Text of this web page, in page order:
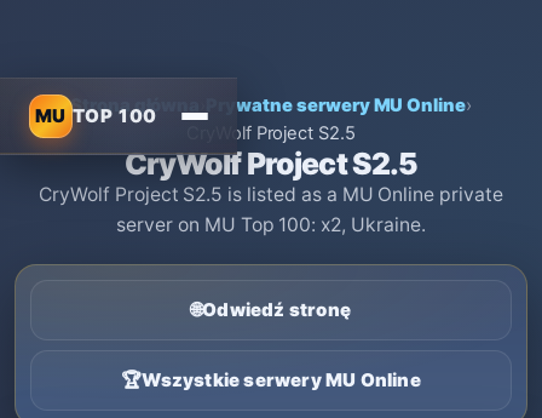
MU TOP 100
Strona główna Prywatne serwery MU Online›
CryWolf Project S2.5
CryWolf Project S2.5
CryWolf Project S2.5 is listed as a MU Online private
server on MU Top 100: x2, Ukraine.
🌐Odwiedź stronę
🏆Wszystkie serwery MU Online